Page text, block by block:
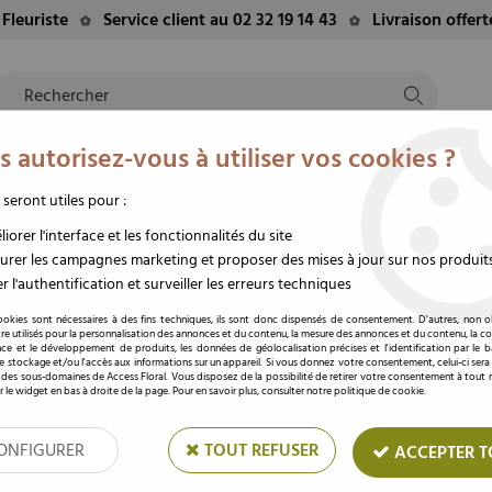
Service client au 02 32 19 14 43 Livraison
EVÈNEMENTS
DU MOMENT
FLEURS/PLANTES DEUIL
Générales d’Utilisation du service E-
autorisez-vous à utiliser vos cookies ?
seront utiles pour :
l'interface et les fonctionnalités du site
les campagnes marketing et proposer des mises à jour sur nos
l'authentification et surveiller les erreurs techniques
sont nécessaires à des fins techniques, ils sont donc dispensés de consentement. D'autres, non
utilisés pour la personnalisation des annonces et du contenu, la mesure des annonces et du contenu, la
et le développement de produits, les données de géolocalisation précises et l'identification par le
stockage et/ou l'accès aux informations sur un appareil. Si vous donnez votre consentement, celui-ci
des sous-domaines de Access Floral. Vous disposez de la possibilité de retirer votre consentement à tout
le widget en bas à droite de la page. Pour en savoir plus, consulter notre politique de cookie.
TOUT REFUSER ACCEPTER